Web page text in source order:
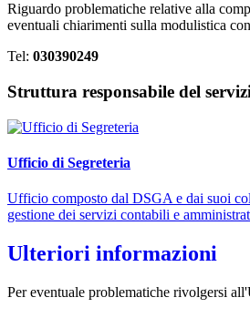
Riguardo problematiche relative alla
eventuali chiarimenti sulla modulistica
Tel: 030390249
Struttura responsabile del
Ufficio di Segreteria
Ufficio composto dal DSGA e dai suoi
gestione dei servizi contabili e
Ulteriori informazioni
Per eventuale problematiche rivolgersi